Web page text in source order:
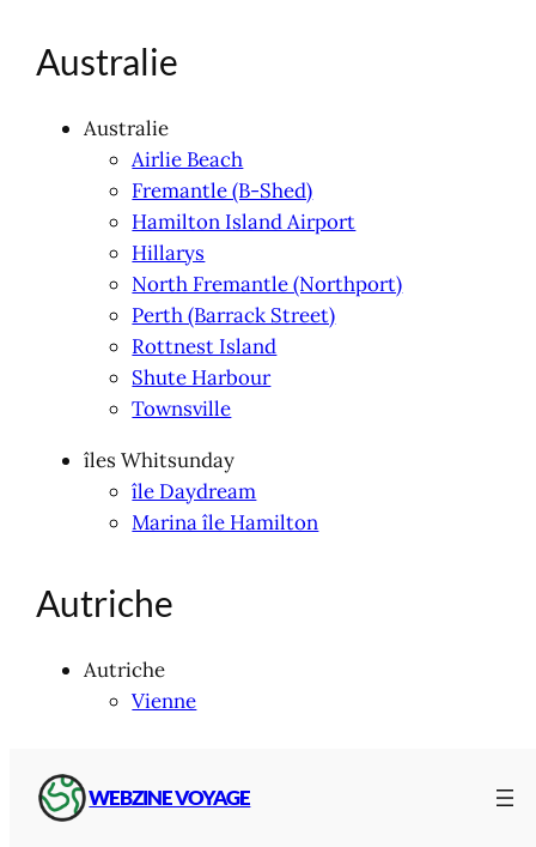
WEBZINE VOYAGE
Australie
Australie
Airlie Beach
Fremantle (B-Shed)
Hamilton Island Airport
Hillarys
North Fremantle (Northport)
Perth (Barrack Street)
Rottnest Island
Shute Harbour
Townsville
îles Whitsunday
île Daydream
Marina île Hamilton
Autriche
Autriche
Vienne
Bahamas